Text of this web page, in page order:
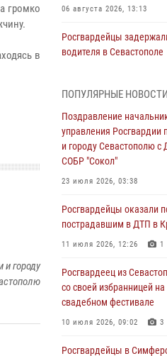
громко
в
городу
06 августа 2026, 13:13
Росгвардейцы
водителя в Севастополе
Росгвардейцы в
задержали крымчанина
04 августа 2026, 12:52
В Симферополе
задержали нетрезвого
Росгвардия в Крыму и
задержала ряд
В Симферополе
гражданина,
серии краж
ПОПУЛЯРНЫЕ НОВОСТИ
Поздравление
управления Росгвардии
и городу Севастополю с
СОБР "Сокол"
23 июля 2026, 03:38
Росгвардейцы оказали
пострадавшим в ДТП в
11 июля 2026, 12:26 1
Росгвардеец из
со своей избранницей
свадебном фестивале
10 июля 2026, 09:02 3
Росгвардейцы в